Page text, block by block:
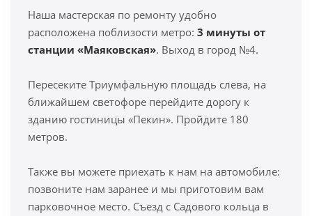
Наша мастерская по ремонту удобно
расположена поблизости метро: 3 минуты от
станции «Маяковская». Выход в город №4.
Пересеките Триумфальную площадь слева, на
ближайшем светофоре перейдите дорогу к
зданию гостиницы «Пекин». Пройдите 180
метров.
Также вы можете приехать к нам на автомобиле:
позвоните нам заранее и мы приготовим вам
парковочное место. Съезд с Садового кольца в